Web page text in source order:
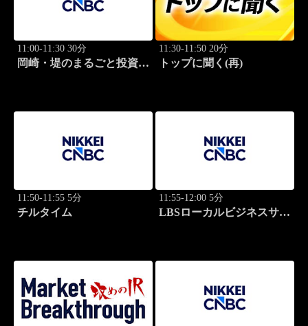
11:00-11:30 30分
岡崎・堤のまるごと投資道
11:30-11:50 20分
トップに聞く(再)
11:50-11:55 5分
チルタイム
11:55-12:00 5分
LBSローカルビジネスサテ